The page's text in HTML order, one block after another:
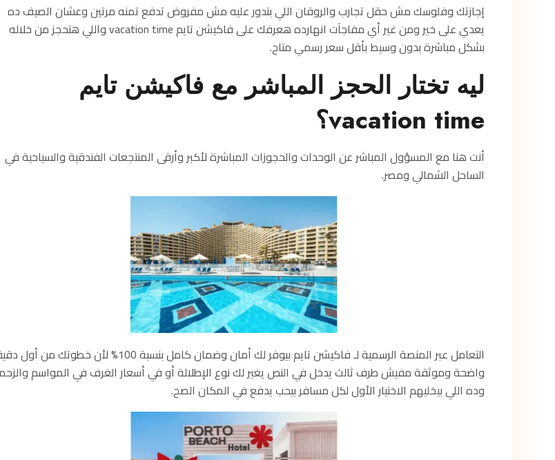
إجازتك وفلوسك مش حقل تجارب والروقان اللي بتدور عليه مش مفروض تدفع تمنه مرتين وعشان الصيف ده
يعدي على خير ومن غير أي مفاجآت انهارده هعرفك على فاكيشن تايم vacation time واللي هتحجز من خلاله
بشكل مباشرة بدون وسيط بأقل سعر رسمي متاح.
ليه تختار الحجز المباشر مع فاكيشن تايم
vacation time؟
أنت هنا مع المسؤول المباشر عن الوحدات والحجوزات المباشرة لأكبر وأرقى المنتجعات الفندقية والسياحية في
الساحل الشمالي ومصر.
التعامل عبر المنصة الرسمية لـ فاكيشن تايم بيوفر لك أمان وضمان كامل بنسبة 100% لأن خطوتك
واضحة وموثقة مفيش طرف ثالث يدخل في النص يغير لك نوع الإطلالة أو في أسعار الغرف في المواسم
وده اللي بيخليهم الاختيار الأول لكل مسافر بيحب يدفع في المكان الصح.